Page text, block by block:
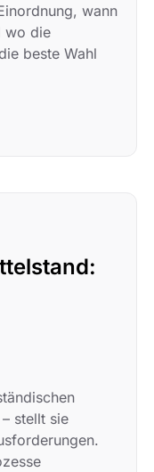
wann
wo die
beste Wahl
stellt sie